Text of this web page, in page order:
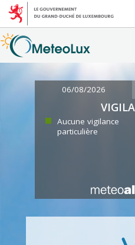
06/08/2026
Aucune vigilance
particulière